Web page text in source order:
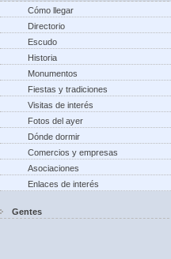
Cómo llegar
Directorio
Escudo
Historia
Monumentos
Fiestas y tradiciones
Visitas de interés
Fotos del ayer
Dónde dormir
Comercios y empresas
Asociaciones
Enlaces de interés
Gentes